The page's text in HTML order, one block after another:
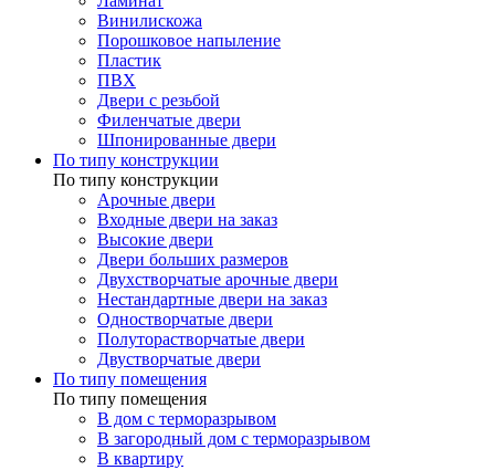
Винилискожа
Порошковое напыление
Пластик
ПВХ
Двери с резьбой
Филенчатые двери
Шпонированные двери
По типу конструкции
По типу конструкции
Арочные двери
Входные двери на заказ
Высокие двери
Двери больших размеров
Двухстворчатые арочные двери
Нестандартные двери на заказ
Одностворчатые двери
Полуторастворчатые двери
Двустворчатые двери
По типу помещения
По типу помещения
В дом с терморазрывом
В загородный дом с терморазрывом
В квартиру